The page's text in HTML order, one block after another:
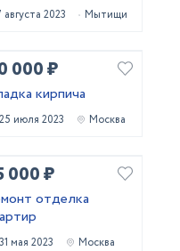
августа 2023 Мытищи
000 ₽
кирпича
25 июля 2023 Москва
000 ₽
отделка
31 мая 2023 Москва